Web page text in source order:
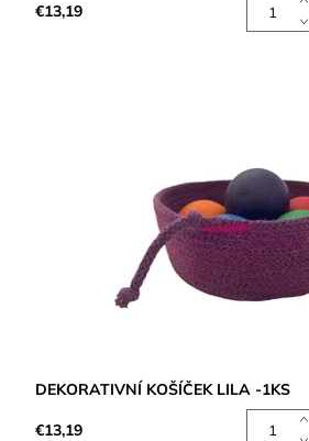
€13,19
DEKORATIVNÍ KOŠÍČEK LILA -1KS
€13,19